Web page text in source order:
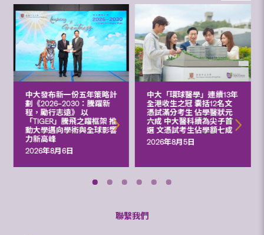
中大發布新一份五年策略計
劃《2026‒2030：騰躍新
程，勵行志遠》 以
「TIGER」騰飛之躍框架 推
動大學邁向學術與全球影響
力新高峰
2026年8月6日
中大「環球醫學」連續13年
全港收生之冠 囊括12名文
憑試滿分考生 佔學醫狀元
六成 中大醫科續為尖子首
選 文憑試考生佔學額七成
2026年8月5日
聯繫我們